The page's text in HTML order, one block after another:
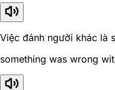
Việc đánh người khác là
something was wrong